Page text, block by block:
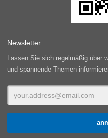
Newsletter
Lassen Sie sich regelmäßig über
und spannende Themen